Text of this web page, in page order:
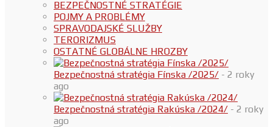
BEZPEČNOSTNÉ STRATÉGIE
POJMY A PROBLÉMY
SPRAVODAJSKÉ SLUŽBY
TERORIZMUS
OSTATNÉ GLOBÁLNE HROZBY
Bezpečnostná stratégia Fínska /2025/ - 2 roky
ago
Bezpečnostná stratégia Rakúska /2024/ - 2 roky
ago